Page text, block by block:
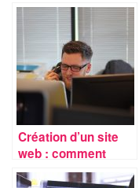
Création d’un site
web : comment
choisir le CMS idéal